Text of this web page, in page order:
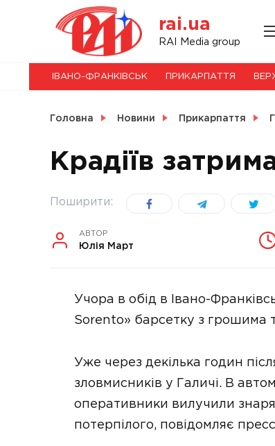
rai.ua
RAI Media group
НОВИНИ
СВІТ
ІВАНО-ФРАНКІВСЬК ПРИКАРПАТТЯ
Головна Новини Прикарпаття
Крадіїв
Поширити:
АВТОР
Юлія Март
Учора в обід в Івано-
Sorento» барсетку з грошима
Уже через декілька годин
зловмисників у Галичі. В
оперативники вилучили
потерпілого, повідомляє